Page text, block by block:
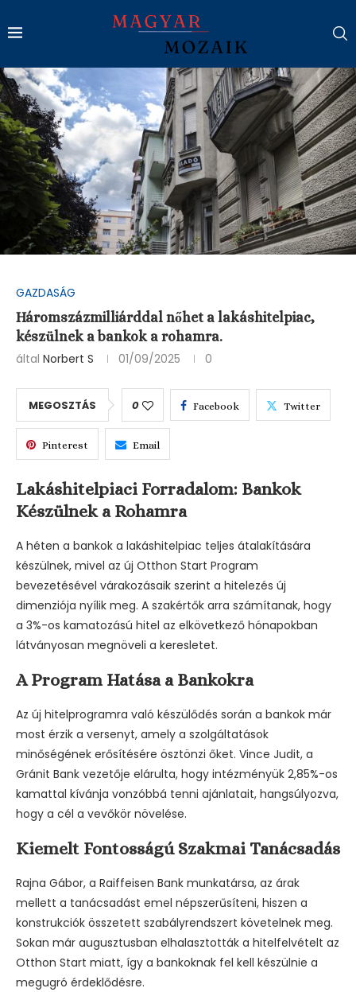
GAZDASÁG
Háromszázmilliárddal nőhet a lakáshitelpiac,
készülnek a bankok a rohamra.
által Norbert S 01/09/2025 0
MEGOSZTÁS 0 Facebook Twitter
Pinterest Email
Lakáshitelpiaci Forradalom: Bankok
Készülnek a Rohamra
A héten a bankok a lakáshitelpiac teljes átalakítására
készülnek, mivel az új Otthon Start Program
bevezetésével várakozásaik szerint a hitelezés új
dimenziója nyílik meg. A szakértők arra számítanak, hogy
a 3%-os kamatozású hitel az elkövetkező hónapokban
látványosan megnöveli a keresletet.
A Program Hatása a Bankokra
Az új hitelprogramra való készülődés során a bankok már
most érzik a versenyt, amely a szolgáltatások
minőségének erősítésére ösztönzi őket. Vince Judit, a
Gránit Bank vezetője elárulta, hogy intézményük 2,85%-os
kamattal kívánja vonzóbbá tenni ajánlatait, hangsúlyozva,
hogy a cél a vevőkör növelése.
Kiemelt Fontosságú Szakmai Tanácsadás
Rajna Gábor, a Raiffeisen Bank munkatársa, az árak
mellett a tanácsadást emel népszerűsíteni, hiszen a
konstrukciók összetett szabályrendszert követelnek meg.
Sokan már augusztusban elhalasztották a hitelfelvételt az
Otthon Start miatt, így a bankoknak fel kell készülnie a
megugró érdeklődésre.